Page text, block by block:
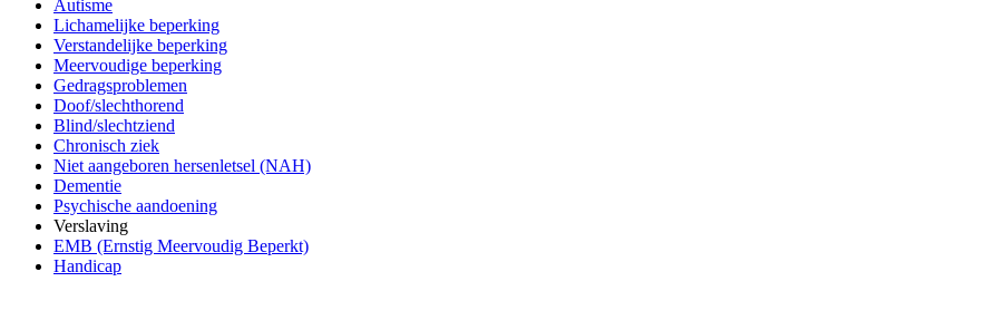
Autisme
Lichamelijke beperking
Verstandelijke beperking
Meervoudige beperking
Gedragsproblemen
Doof/slechthorend
Blind/slechtziend
Chronisch ziek
Niet aangeboren hersenletsel (NAH)
Dementie
Psychische aandoening
Verslaving
EMB (Ernstig Meervoudig Beperkt)
Handicap